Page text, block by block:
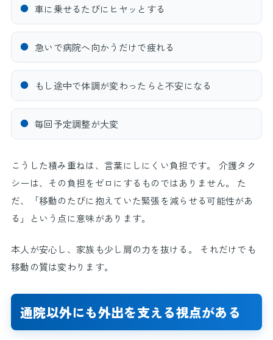
● 車に乗せるたびにヒヤッとする
● 急いで病院へ向かうだけで疲れる
● もし途中で体調が変わったらと不安になる
● 毎回予定調整が大変
こうした積み重ねは、言葉にしにくい負担です。 介護タク
シーは、その負担をゼロにするものではありません。 た
だ、「移動のたびに抱えていた緊張を減らせる可能性があ
る」という点に意味があります。
本人が安心し、家族も少し肩の力を抜ける。 それだけでも
移動の質は変わります。
通院以外にも外出を支える視点がある